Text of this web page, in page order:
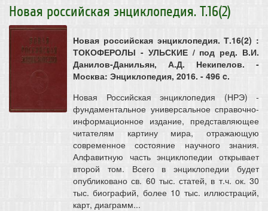
Новая российская энциклопедия. Т.16(2)
Новая российская энциклопедия. Т.16(2) :
ТОКОФЕРОЛЫ - УЛЬСКИЕ / под ред. В.И.
Данилов-Данильян, А.Д. Некипелов. -
Москва: Энциклопедия, 2016. - 496 c.
Новая Российская энциклопедия (НРЭ) -
фундаментальное универсальное справочно-
информационное издание, представляющее
читателям картину мира, отражающую
современное состояние научного знания.
Алфавитную часть энциклопедии открывает
второй том. Всего в энциклопедии будет
опубликовано св. 60 тыс. статей, в т.ч. ок. 30
тыс. биографий, более 10 тыс. иллюстраций,
карт, диаграмм...